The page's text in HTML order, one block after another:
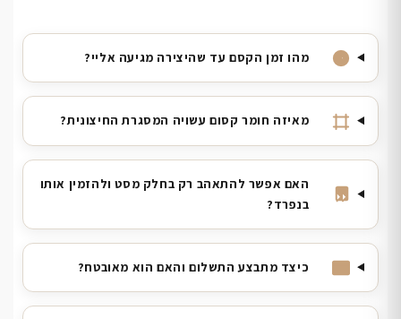
מהו זמן הקסם עד שהיצירה מגיעה אליי?
מאיזה חומר קסום עשויה המסגרת החיצונית?
האם אפשר להתאהב רק בחלק מסט ולהזמין אותו
בנפרד?
כיצד מתבצע התשלום והאם הוא מאובטח?